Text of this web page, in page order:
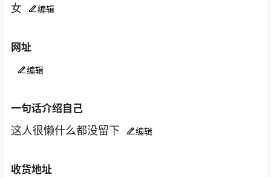
女 编辑
网址
编辑
一句话介绍自己
这人很懒什么都没留下 编辑
收货地址